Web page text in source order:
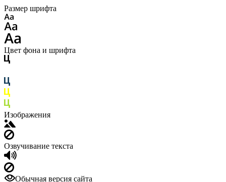
Размер шрифта
Цвет фона и шрифта
Изображения
Озвучивание текста
Обычная версия сайта